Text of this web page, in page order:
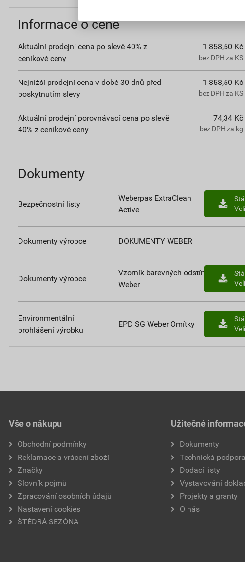
Informace o ceně
Aktuální prodejní cena po slevě 40% z
ceníkové ceny
1 858,50 Kč
bez DPH za KS
Nejnižší prodejní cena v době 30 dnů před
poskytnutím slevy
1 858,50 Kč
bez DPH za KS
Aktuální prodejní porovnávací cena po slevě
40% z ceníkové ceny
74,34 Kč
bez DPH za kg
Dokumenty
Bezpečnostní listy
Weberpas ExtraClean
Active
Dokumenty výrobce DOKUMENTY WEBER
Dokumenty výrobce
Vzorník barevných odstínů
Weber
Environmentální
prohlášení výrobku
EPD SG Weber Omítky
Vše o nákupu
Obchodní podmínky
Reklamace a vrácení zboží
Značky
Slovník pojmů
Zpracování osobních údajů
Nastavení cookies
ŠTĚDRÁ SEZÓNA
Užitečné
Dokumenty
Technická podpora
Dodací listy
Vystavování
Projekty a granty
O nás